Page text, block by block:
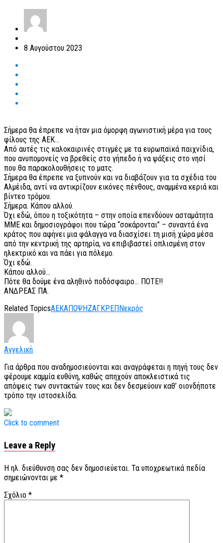
8 Αυγούστου 2023
Σήμερα θα έπρεπε να ήταν μια όμορφη αγωνιστική μέρα για τους
φίλους της ΑΕΚ…
Από αυτές τις καλοκαιρινές στιγμές με τα ευρωπαϊκά παιχνίδια,
που ανυπομονείς να βρεθείς στο γήπεδο ή να ψάξεις στο νησί
που θα παρακολουθήσεις το ματς.
Σήμερα θα έπρεπε να ξυπνούν και να διαβάζουν για τα σχέδια του
Αλμέιδα, αντί να αντικρίζουν εικόνες πένθους, αναμμένα κεριά και
βίντεο τρόμου.
Σήμερα. Kάπου αλλού.
Όχι εδώ, όπου η τοξικότητα – στην οποία επενδύουν ασταμάτητα
ΜΜΕ και δημοσιογράφοι που τώρα “σοκάρονται” – συναντά ένα
κράτος που αφήνει μια φάλαγγα να διασχίσει τη μισή χώρα μέσα
από την κεντρική της αρτηρία, να επιβιβαστεί οπλισμένη στον
ηλεκτρικό και να πάει για πόλεμο.
Όχι εδώ.
Κάπου αλλού…
Πότε θα δούμε ένα αληθινό ποδόσφαιρο… ΠΟΤΕ!!
ΑΝΔΡΕΑΣ ΠΑ.
Related TopicsΑΕΚΑΠΟΨΗΖΑΓΚΡΕΠ Νεκρός
Αγγελική
Για άρθρα που αναδημοσιεύονται και αναγράφεται η πηγή τους δεν
φέρουμε καμμία ευθύνη, καθώς απηχούν αποκλειστικά τις
απόψεις των συντακτών τους και δεν δεσμεύουν καθ’ οιονδήποτε
τρόπο την ιστοσελίδα.
Click to comment
Leave a Reply
Η ηλ. διεύθυνση σας δεν δημοσιεύεται. Τα υποχρεωτικά πεδία
σημειώνονται με *
Σχόλιο *